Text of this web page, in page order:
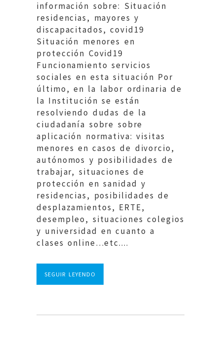
información sobre: Situación
residencias, mayores y
discapacitados, covid19
Situación menores en
protección Covid19
Funcionamiento servicios
sociales en esta situación Por
último, en la labor ordinaria de
la Institución se están
resolviendo dudas de la
ciudadanía sobre sobre
aplicación normativa: visitas
menores en casos de divorcio,
autónomos y posibilidades de
trabajar, situaciones de
protección en sanidad y
residencias, posibilidades de
desplazamientos, ERTE,
desempleo, situaciones colegios
y universidad en cuanto a
clases online…etc....
SEGUIR LEYENDO